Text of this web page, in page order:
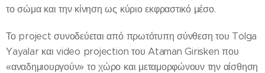
το σώμα και την κίνηση ως κύριο εκφραστικό μέσο.
Το project συνοδεύεται από πρωτότυπη σύνθεση του Tolga
Yayalar και video projection του Ataman Girisken που
«αναδημιουργούν» το χώρο και μεταμορφώνουν την αίσθηση